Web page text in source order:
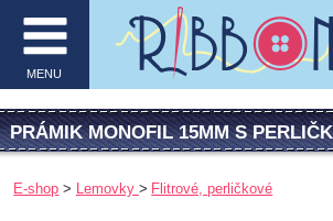
VYHĽADÁVANIE
MENU
O firme
MENU
PRÁMIK MONOFIL 15MM S
E-shop Lemovky Flitrové, perličkové